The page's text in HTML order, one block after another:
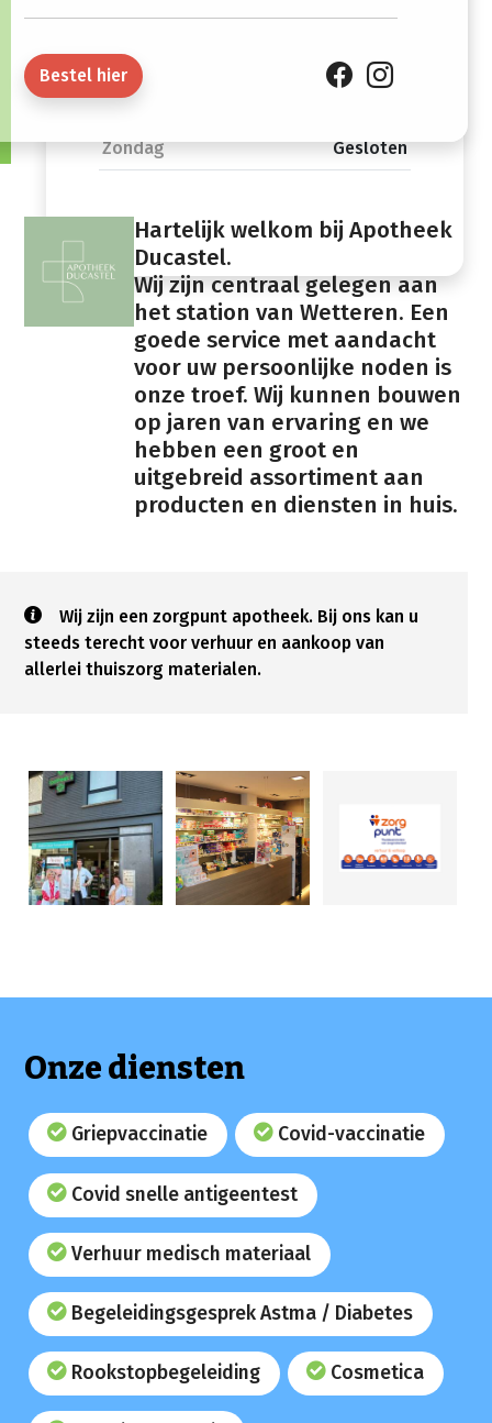
Bestel hier
12:30
18:30
Zaterdag Gesloten
Zondag Gesloten
Hartelijk welkom bij Apotheek
Ducastel.
Wij zijn centraal gelegen aan
het station van Wetteren. Een
goede service met aandacht
voor uw persoonlijke noden is
onze troef. Wij kunnen bouwen
op jaren van ervaring en we
hebben een groot en
uitgebreid assortiment aan
producten en diensten in huis.
Wij zijn een zorgpunt apotheek. Bij ons kan u
steeds terecht voor verhuur en aankoop van
allerlei thuiszorg materialen.
Onze diensten
Griepvaccinatie Covid-vaccinatie
Covid snelle antigeentest
Verhuur medisch materiaal
Begeleidingsgesprek Astma / Diabetes
Rookstopbegeleiding Cosmetica